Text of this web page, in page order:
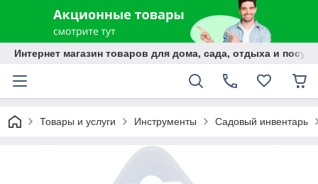
Интернет магазин товаров для дома, сада, отдыха и
Товары и услуги Инструменты Садовый инвентарь